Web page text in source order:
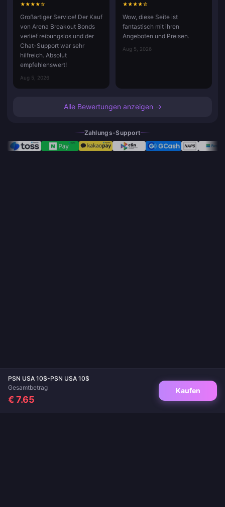
PSN USA 10$-PSN USA 10$
Gesamtbetrag
€ 7.65
Kaufen
★★★★☆
Großartiger Service! Der Kauf
von Arena Breakout Bonds
verlief reibungslos und der
Chat-Support war sehr
hilfreich. Absolut
empfehlenswert!
Aug 5, 2026
★★★★☆
Wow, diese Seite ist
fantastisch mit ihren
Angeboten und Preisen.
Aug 5, 2026
Alle Bewertungen anzeigen →
Zahlungs-Support